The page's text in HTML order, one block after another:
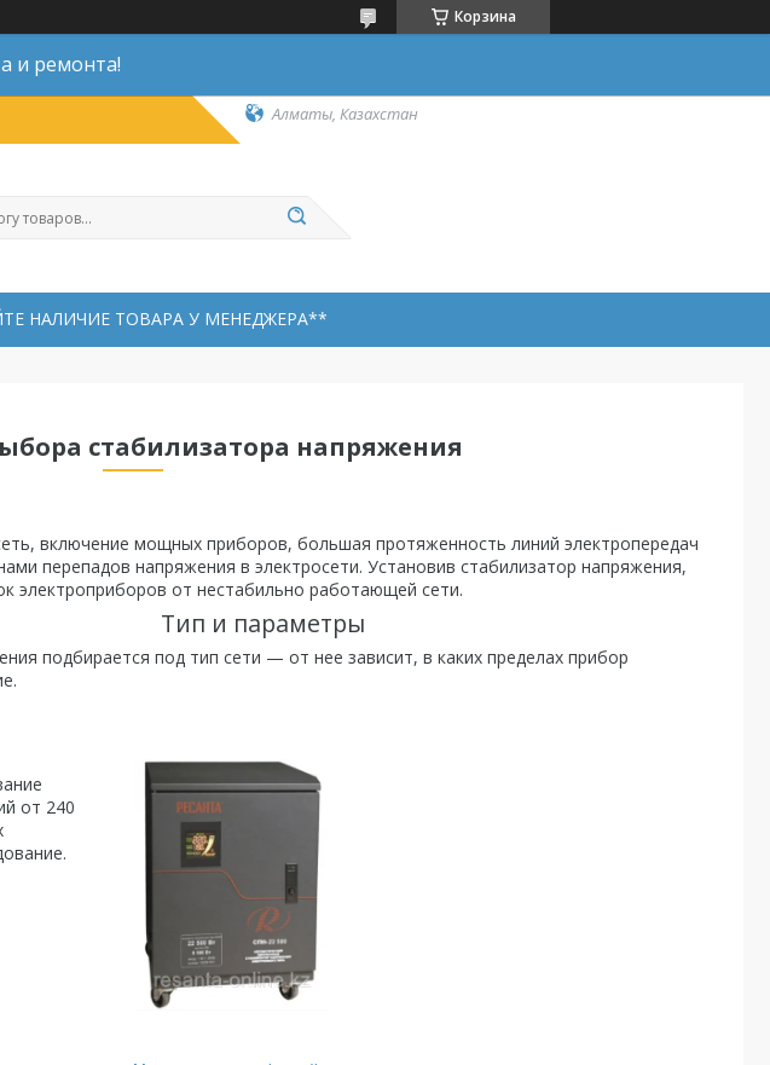
Корзина
и ремонта!
Алматы, Казахстан
НАЛИЧИЕ ТОВАРА У МЕНЕДЖЕРА**
стабилизатора напряжения
включение мощных приборов, большая протяженность линий электропередач
перепадов напряжения в электросети. Установив стабилизатор напряжения,
электроприборов от нестабильно работающей сети.
Тип и параметры
подбирается под тип сети — от нее зависит, в каких пределах прибор
от 240